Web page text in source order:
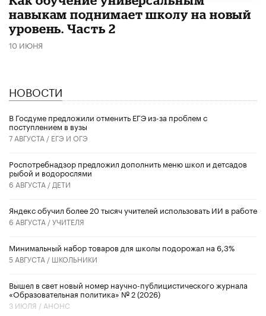
навыкам поднимает школу на новый
уровень. Часть 2
10 ИЮНЯ
НОВОСТИ
В Госдуме предложили отменить ЕГЭ из-за проблем с
поступлением в вузы
7 АВГУСТА / ЕГЭ И ОГЭ
Роспотребнадзор предложил дополнить меню школ и детсадов
рыбой и водорослями
6 АВГУСТА / ДЕТИ
​Яндекс обучил более 20 тысяч учителей использовать ИИ в работе
6 АВГУСТА /УЧИТЕЛЯ
Минимальный набор товаров для школы подорожал на 6,3%
5 АВГУСТА / ШКОЛЬНИКИ
Вышел в свет новый номер научно-публицистического журнала
«Образовательная политика» № 2 (2026)
3 ИЮЛЯ / АНОНС